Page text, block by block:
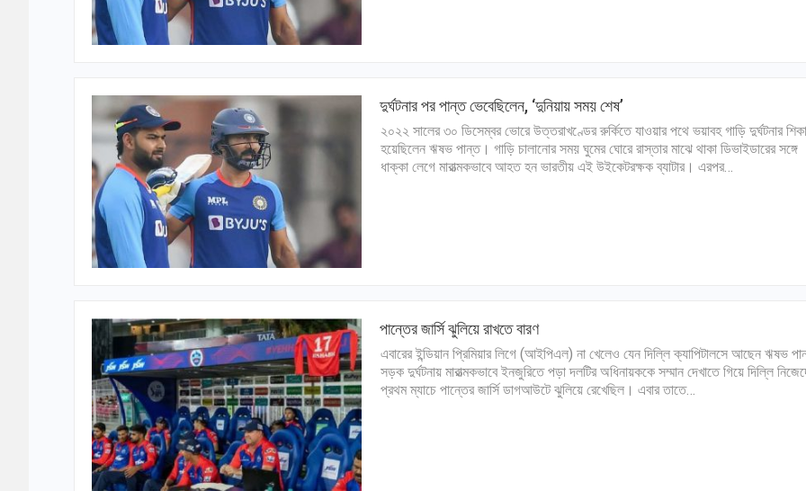
দুর্ঘটনার পর পান্ত ভেবেছিলেন, ‘দুনিয়ায় সময় শেষ’
২০২২ সালের ৩০ ডিসেম্বর ভোরে উত্তরাখণ্ডের রুর্কিতে যাওয়ার পথে ভয়াবহ গাড়ি দুর্ঘটনার
হয়েছিলেন ঋষভ পান্ত। গাড়ি চালানোর সময় ঘুমের ঘোরে রাস্তার মাঝে থাকা ডিভাইডারের সঙ্গে
ধাক্কা লেগে মারাত্মকভাবে আহত হন ভারতীয় এই উইকেটরক্ষক ব্যাটার। এরপর…
পান্তের জার্সি ঝুলিয়ে রাখতে বারণ
এবারের ইন্ডিয়ান প্রিমিয়ার লিগে (আইপিএল) না খেলেও যেন দিল্লি ক্যাপিটালসে আছেন ঋষভ
সড়ক দুর্ঘটনায় মারাত্মকভাবে ইনজুরিতে পড়া দলটির অধিনায়ককে সম্মান দেখাতে গিয়ে দিল্লি
প্রথম ম্যাচে পান্তের জার্সি ডাগআউটে ঝুলিয়ে রেখেছিল। এবার তাতে…